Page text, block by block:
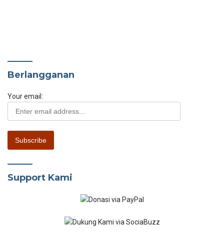
Berlangganan
Your email:
Support Kami